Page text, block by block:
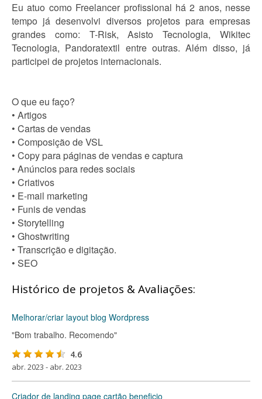
Eu atuo como Freelancer profissional há 2 anos, nesse
tempo já desenvolvi diversos projetos para empresas
grandes como: T-Risk, Asisto Tecnologia, Wikitec
Tecnologia, Pandoratextil entre outras. Além disso, já
participei de projetos internacionais.
O que eu faço?
• Artigos
• Cartas de vendas
• Composição de VSL
• Copy para páginas de vendas e captura
• Anúncios para redes sociais
• Criativos
• E-mail marketing
• Funis de vendas
• Storytelling
• Ghostwriting
• Transcrição e digitação.
• SEO
Histórico de projetos & Avaliações:
Melhorar/criar layout blog Wordpress
"Bom trabalho. Recomendo"
4.6
abr. 2023 - abr. 2023
Criador de landing page cartão beneficio